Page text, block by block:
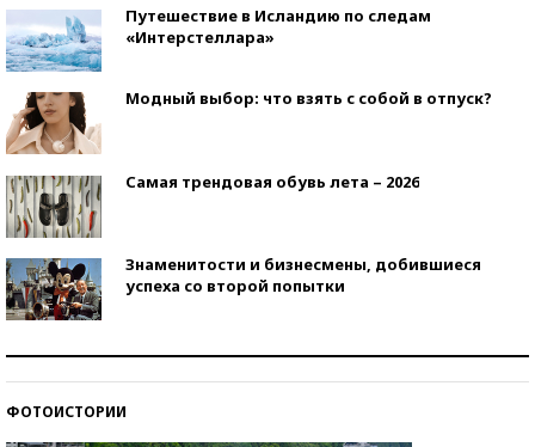
Путешествие в Исландию по следам
«Интерстеллара»
Модный выбор: что взять с собой в отпуск?
Самая трендовая обувь лета – 2026
Знаменитости и бизнесмены, добившиеся
успеха со второй попытки
ФОТОИСТОРИИ